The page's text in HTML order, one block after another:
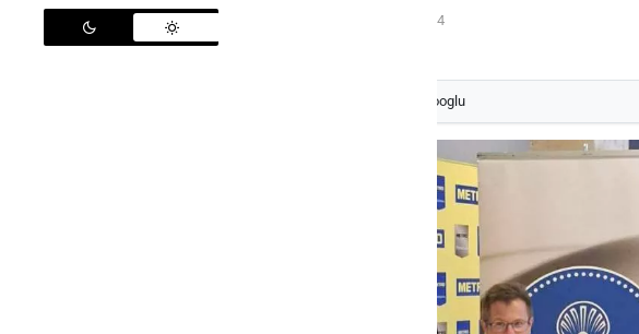
Prlekija-on.net, ponedeljek, 23. marec 2026 ob 15:14
kot svoj prednostni vir na Googlu